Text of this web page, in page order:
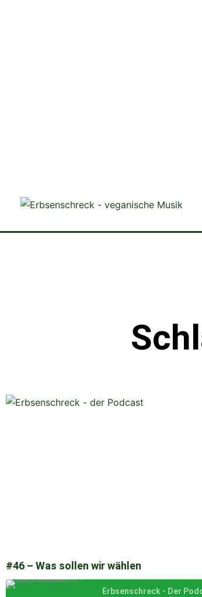
#46 – Was sollen wir wählen
Erbsenschreck - Der